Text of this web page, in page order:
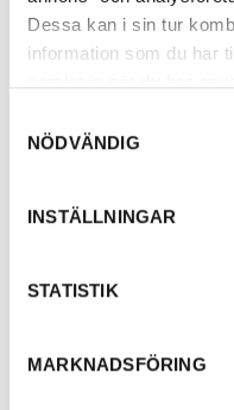
Dessa kan i sin tur
information som du har
NÖDVÄNDIG
INSTÄLLNINGAR
STATISTIK
MARKNADSFÖRING